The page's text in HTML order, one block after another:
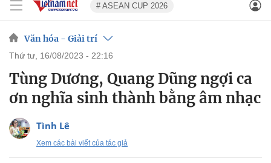
# ASEAN CUP 2026
Văn hóa - Giải trí
thứ tư, 16/08/2023 - 22:16
Tùng Dương, Quang Dũng ngợi ca
ơn nghĩa sinh thành bằng âm nhạc
Tình Lê
Xem các bài viết của tác giả